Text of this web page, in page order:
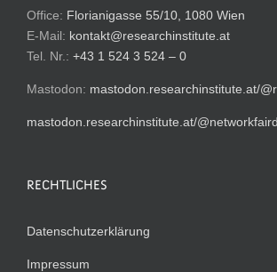
Office: Florianigasse 55/10, 1080 Wien
E-Mail: kontakt@researchinstitute.at
Tel. Nr.: +43 1 524 3 524 – 0
Mastodon: mastodon.researchinstitute.at/
mastodon.researchinstitute.at/
RECHTLICHES
Datenschutzerklärung
Impressum